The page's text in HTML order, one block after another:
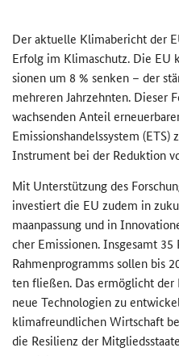
Der ak­tu­el­le Kli­ma­be­richt der
Er­folg im Kli­ma­schutz. Die EU
sio­nen um 8 % sen­ken – der
meh­re­ren Jahr­zehn­ten. Die­ser
wach­sen­den An­teil
Emissionshandelssystem (ETS)
In­stru­ment bei der Re­duk­ti­on
Mit Un­ter­stüt­zung des
in­ves­tiert die EU zudem in
ma­an­pas­sung und in
cher Emis­sio­nen. Ins­ge­samt
Rah­men­pro­gramms sol­len bis
ten flie­ßen. Das er­mög­licht der
neue Tech­no­lo­gien zu
kli­ma­freund­li­chen Wirt­schaft
die Re­si­li­enz der